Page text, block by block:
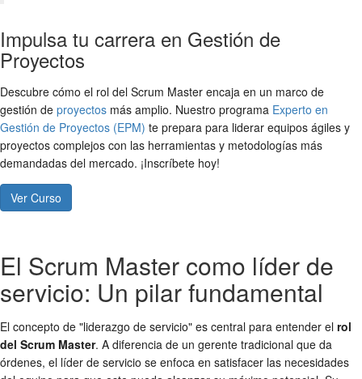
Impulsa tu carrera en Gestión de
Proyectos
Descubre cómo el rol del Scrum Master encaja en un marco de
gestión de proyectos más amplio. Nuestro programa Experto en
Gestión de Proyectos (EPM) te prepara para liderar equipos ágiles y
proyectos complejos con las herramientas y metodologías más
demandadas del mercado. ¡Inscríbete hoy!
Ver Curso
El Scrum Master como líder de
servicio: Un pilar fundamental
El concepto de "liderazgo de servicio" es central para entender el rol
del Scrum Master. A diferencia de un gerente tradicional que da
órdenes, el líder de servicio se enfoca en satisfacer las necesidades